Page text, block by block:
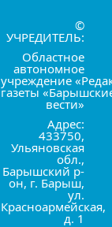
©
УЧРЕДИТЕЛЬ:
Областное
автономное
учреждение
газеты
вести»
Адрес:
433750,
Ульяновская
обл.,
Барышский р-
он, г. Барыш,
ул.
Красноармейская,
д. 1